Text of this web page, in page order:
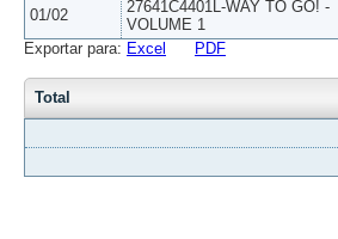
01/02
27641C4401L-WAY TO GO! -
VOLUME 1
Exportar para: Excel PDF
Total